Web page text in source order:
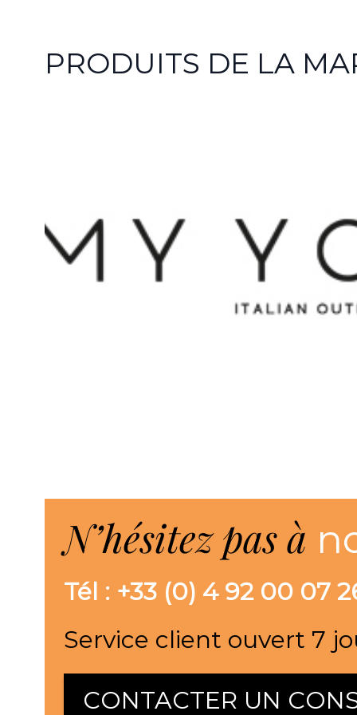
PRODUITS DE LA
N’hésitez pas à
Tél : +33 (0) 4 92 00 07
Service client ouvert 7
CONTACTER UN